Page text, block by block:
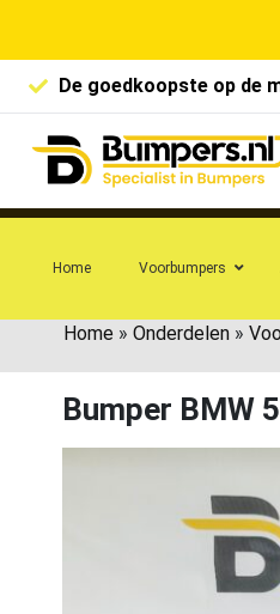
De goedkoopste op de
Home Voorbumpers
Home » Onderdelen »
Bumper BMW